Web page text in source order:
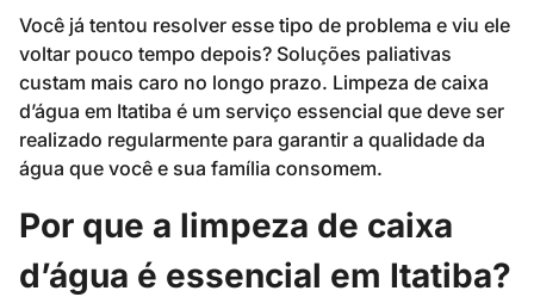
Você já tentou resolver esse tipo de problema e viu ele
voltar pouco tempo depois? Soluções paliativas
custam mais caro no longo prazo. Limpeza de caixa
d’água em Itatiba é um serviço essencial que deve ser
realizado regularmente para garantir a qualidade da
água que você e sua família consomem.
Por que a limpeza de caixa
d’água é essencial em Itatiba?